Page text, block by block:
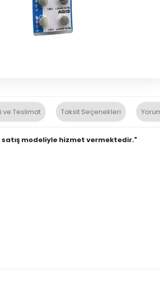
ve Teslimat Taksit Seçenekleri
modeliyle hizmet vermektedir."